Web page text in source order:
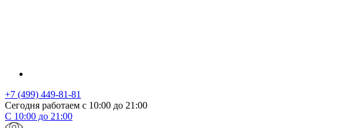
+7 (499) 449-81-81
Сегодня работаем с 10:00 до 21:00
С 10:00 до 21:00